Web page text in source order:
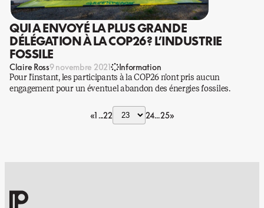
QUI A ENVOYÉ LA PLUS GRANDE
DÉLÉGATION À LA COP26? L’INDUSTRIE
FOSSILE
Claire Ross9 novembre 2021 Information
Pour l’instant, les participants à la COP26 n’ont pris aucun
engagement pour un éventuel abandon des énergies fossiles.
«1 22 24 25»